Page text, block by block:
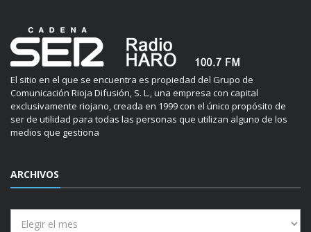
El sitio en el que se encuentra es propiedad del Grupo de
Comunicación Rioja Difusión, S. L., una empresa con capital
exclusivamente riojano, creada en 1999 con el único propósito de
ser de utilidad para todas las personas que utilizan alguno de los
medios que gestiona
ARCHIVOS